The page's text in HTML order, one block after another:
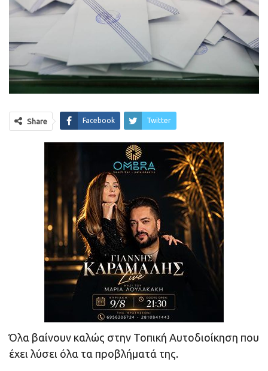
Share Facebook Twitter
Όλα βαίνουν καλώς στην Τοπική Αυτοδιοίκηση που
έχει λύσει όλα τα προβλήματά της.